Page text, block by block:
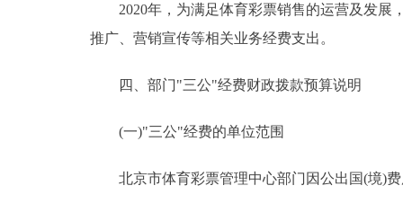
2020年，为满足体育彩票销售的运营及发展
推广、营销宣传等相关业务经费支出。
四、部门"三公"经费财政拨款预算说明
(一)"三公"经费的单位范围
北京市体育彩票管理中心部门因公出国(境)费